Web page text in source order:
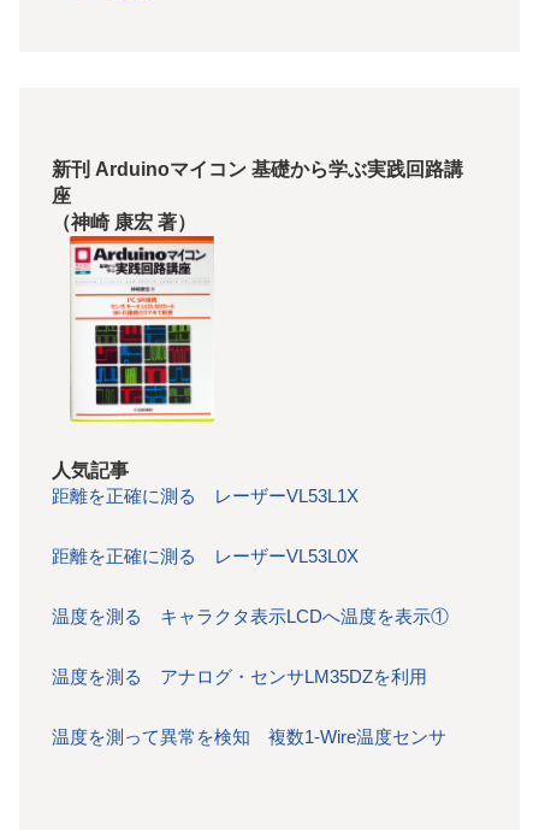
新刊 Arduinoマイコン 基礎から学ぶ実践回路講
座
（神崎 康宏 著）
人気記事
距離を正確に測る レーザーVL53L1X
距離を正確に測る レーザーVL53L0X
温度を測る キャラクタ表示LCDへ温度を表示①
温度を測る アナログ・センサLM35DZを利用
温度を測って異常を検知 複数1-Wire温度センサ